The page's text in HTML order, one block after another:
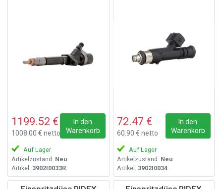
1199.52 €
1008.00 € netto
In den
Warenkorb
Auf Lager
Artikelzustand: Neu
Artikel: 3902I0033R
72.47 €
60.90 € netto
In den
Warenkorb
Auf Lager
Artikelzustand: Neu
Artikel: 3902I0034